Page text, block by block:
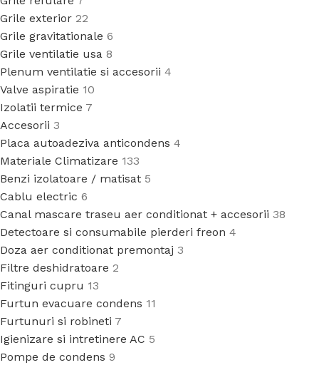
Grile exterior 22
Grile gravitationale 6
Grile ventilatie usa 8
Plenum ventilatie si accesorii 4
Valve aspiratie 10
Izolatii termice 7
Accesorii 3
Placa autoadeziva anticondens 4
Materiale Climatizare 133
Benzi izolatoare / matisat 5
Cablu electric 6
Canal mascare traseu aer conditionat + accesorii 38
Detectoare si consumabile pierderi freon 4
Doza aer conditionat premontaj 3
Filtre deshidratoare 2
Fitinguri cupru 13
Furtun evacuare condens 11
Furtunuri si robineti 7
Igienizare si intretinere AC 5
Pompe de condens 9